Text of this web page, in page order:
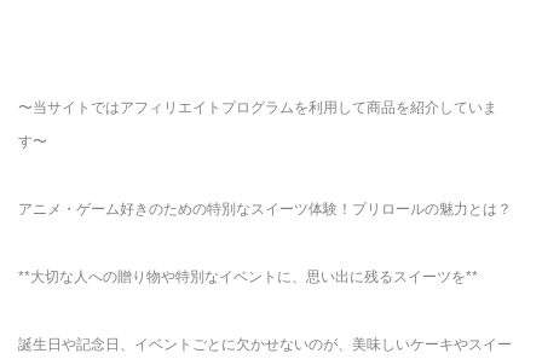
〜当サイトではアフィリエイトプログラムを利用して商品を紹介していま
す〜
アニメ・ゲーム好きのための特別なスイーツ体験！プリロールの魅力とは？
**大切な人への贈り物や特別なイベントに、思い出に残るスイーツを**
誕生日や記念日、イベントごとに欠かせないのが、美味しいケーキやスイー